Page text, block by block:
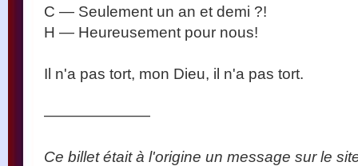
C — Seulement un an et demi ?!
H — Heureusement pour nous!
Il n'a pas tort, mon Dieu, il n'a pas tort.
———————
Ce billet était à l'origine un message sur le